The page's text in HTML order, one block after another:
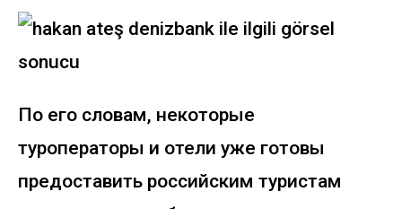
По его словам, некоторые
туроператоры и отели уже готовы
предоставить российским туристам